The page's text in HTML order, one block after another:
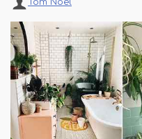
Tom Noel